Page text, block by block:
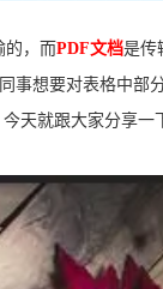
的，而PDF文档是传
事想要对表格中部
天就跟大家分享一